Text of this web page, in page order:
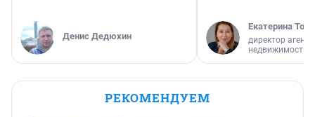
Денис Дедюхин
Екатерина
директор
недвижимости
РЕКОМЕНДУЕМ